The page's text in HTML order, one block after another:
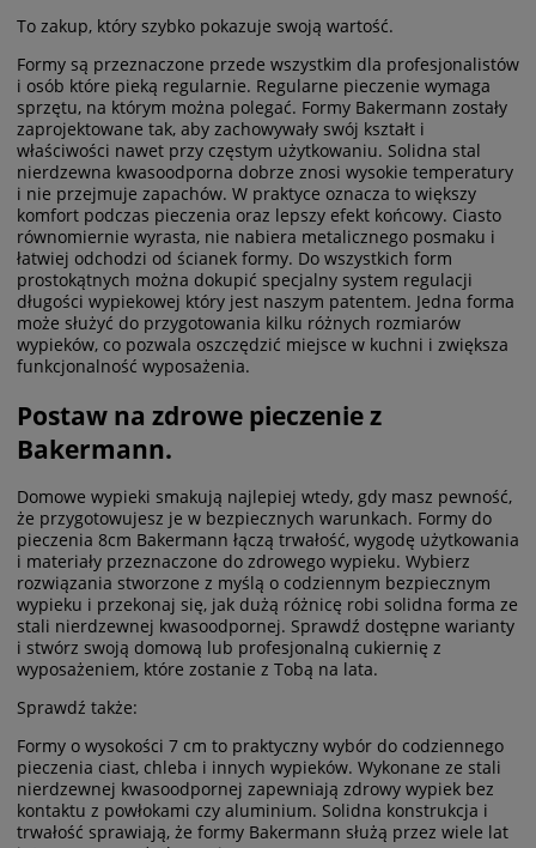
To zakup, który szybko pokazuje swoją wartość.
Formy są przeznaczone przede wszystkim dla profesjonalistów
i osób które pieką regularnie. Regularne pieczenie wymaga
sprzętu, na którym można polegać. Formy Bakermann zostały
zaprojektowane tak, aby zachowywały swój kształt i
właściwości nawet przy częstym użytkowaniu. Solidna stal
nierdzewna kwasoodporna dobrze znosi wysokie temperatury
i nie przejmuje zapachów. W praktyce oznacza to większy
komfort podczas pieczenia oraz lepszy efekt końcowy. Ciasto
równomiernie wyrasta, nie nabiera metalicznego posmaku i
łatwiej odchodzi od ścianek formy. Do wszystkich form
prostokątnych można dokupić specjalny system regulacji
długości wypiekowej który jest naszym patentem. Jedna forma
może służyć do przygotowania kilku różnych rozmiarów
wypieków, co pozwala oszczędzić miejsce w kuchni i zwiększa
funkcjonalność wyposażenia.
Postaw na zdrowe pieczenie z
Bakermann.
Domowe wypieki smakują najlepiej wtedy, gdy masz pewność,
że przygotowujesz je w bezpiecznych warunkach. Formy do
pieczenia 8cm Bakermann łączą trwałość, wygodę użytkowania
i materiały przeznaczone do zdrowego wypieku. Wybierz
rozwiązania stworzone z myślą o codziennym bezpiecznym
wypieku i przekonaj się, jak dużą różnicę robi solidna forma ze
stali nierdzewnej kwasoodpornej. Sprawdź dostępne warianty
i stwórz swoją domową lub profesjonalną cukiernię z
wyposażeniem, które zostanie z Tobą na lata.
Sprawdź także:
Formy o wysokości 7 cm to praktyczny wybór do codziennego
pieczenia ciast, chleba i innych wypieków. Wykonane ze stali
nierdzewnej kwasoodpornej zapewniają zdrowy wypiek bez
kontaktu z powłokami czy aluminium. Solidna konstrukcja i
trwałość sprawiają, że formy Bakermann służą przez wiele lat